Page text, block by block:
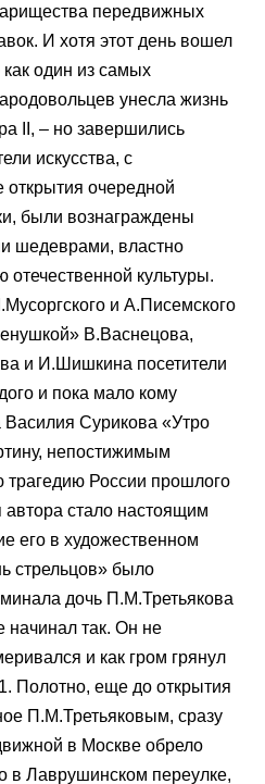
передвижных
И хотя этот день вошел
один из самых
унесла жизнь
II, – но завершились
искусства, с
очередной
были вознаграждены
шедеврами, властно
культуры.
и А.Писемского
В.Васнецова,
и И.Шишкина посетители
и пока мало кому
Василия Сурикова «Утро
непостижимым
России прошлого
стало настоящим
его в художественном
стрельцов» было
дочь П.М.Третьякова
начинал так. Он не
и как гром грянул
Полотно, еще до открытия
П.М.Третьяковым, сразу
в Москве обрело
в Лаврушинском переулке,